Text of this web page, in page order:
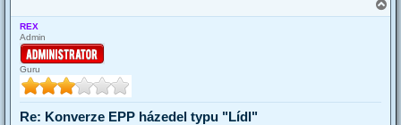
o
REX
Admin
Guru
Re: Konverze EPP házedel typu "Lídl"